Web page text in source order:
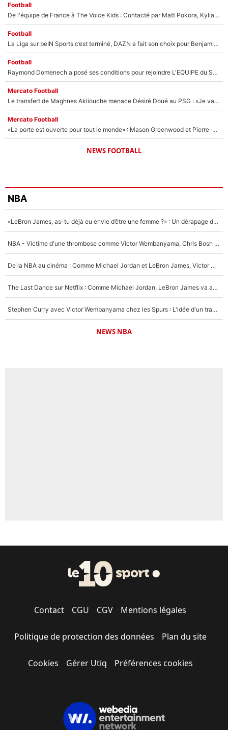
Football
De l'équipe de France à The Voice Kids : Contacté par Matt Pokora, Kylian Mbappé a accepté de jouer un rôle inédit sur TF1 !
Football
La Liga sur beIN Sports c’est terminé, DAZN a fait son choix pour Benjamin Da Silva et Omar Da Fonseca !
Football
Raymond Domenech a posé ses conditions pour rejoindre L'EQUIPE du Soir : Il refuse de faire l'émission avec un autre chroniqueur !
Mercato Football
Le transfert de Maghnes Akliouche menace Désiré Doué au PSG : «Je valide à 200%»
Mercato Football
«La porte est ouverte pour tout le monde» : Mason Greenwood et Pierre-Emerick Aubameyang ont quitté l'OM, Amine Gouiri balance sur la suite du mercato et sur la réaction du vestiaire !
NEWS FOOTBALL
NBA
«LeBron James, as-tu déjà eu envie d’être une femme ?» : Un dérapage de Donald Trump sur la superstar de la NBA refait surface
NBA - Victime d'une thrombose comme Victor Wembanyama, Chris Bosh prévient le Français des risques sur sa santé : «J’ai failli mourir sur le coup et j’ai été ramené à la vie»
De la NBA au cinéma : Comme Michael Jordan et LeBron James, Victor Wembanyama rêve d'une carrière d'acteur !
The Last Dance sur Netflix : Comme Michael Jordan, LeBron James va avoir le droit à sa série !
Stephen Curry avec Victor Wembanyama chez les Spurs : L'idée d'un trade historique est lancée en NBA !
NEWS NBA
Contact CGU CGV Mentions légales
Politique de protection des données Plan du site
Cookies Gérer Utiq Préférences cookies